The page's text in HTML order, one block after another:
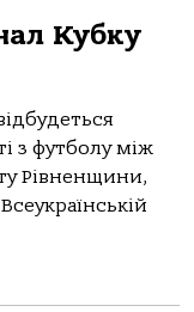
Кубку
з футболу між
Рівненщини,